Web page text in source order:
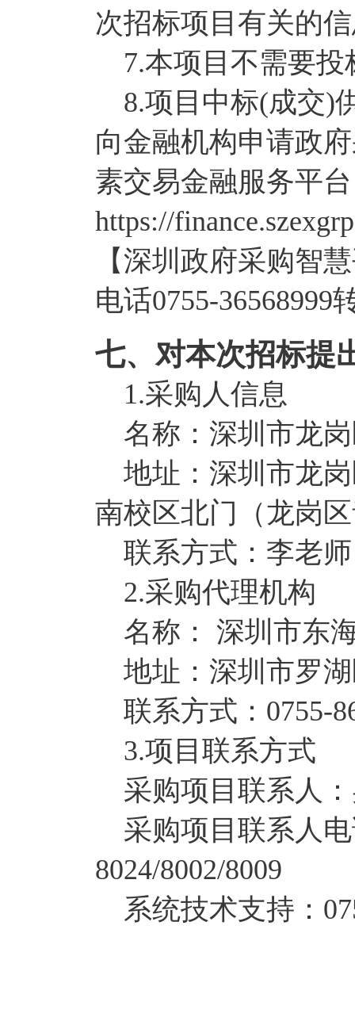
次招标项目有关的
7.本项目不需要投
8.项目中标(成交)
向金融机构申请政
素交易金融服务平台
https://
【深圳政府采购智
电话0755-36568999
七、对本次招标提
1.采购人信息
名称：深圳市龙
地址：深圳市龙岗
南校区北门（龙岗
联系方式：李老师
2.采购代理机构
名称： 深圳市东
地址：深圳市罗湖
联系方式：0755-
3.项目联系方式
采购项目联系人
采购项目联系人电
8024/8002/8009
系统技术支持：